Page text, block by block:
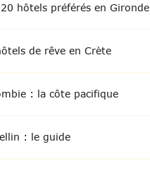
20 hôtels préférés en Gironde
de rêve en Crète
: la côte pacifique
: le guide